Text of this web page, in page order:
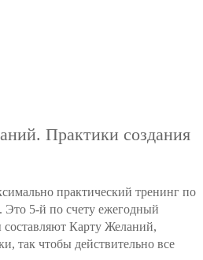
Практики создания
практический тренинг по
5-й по счету ежегодный
составляют Карту Желаний,
так чтобы действительно все